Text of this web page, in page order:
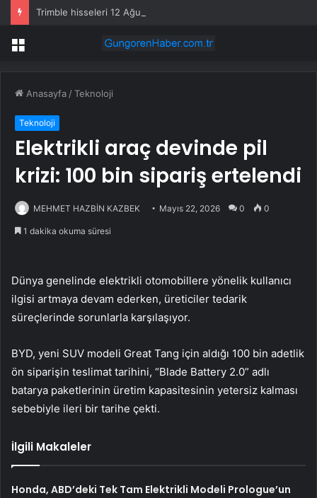
Trimble hisseleri 12 Ağustos’taki kârda %6 hareket edebilir
Menü
Anasayfa /Teknoloji
Teknoloji
Elektrikli araç devinde pil
krizi: 100 bin sipariş ertelendi
MEHMET HAZBİN KAZBEK Mayıs 22, 2026 0 0
1 dakika okuma süresi
Dünya genelinde elektrikli otomobillere yönelik kullanıcı
ilgisi artmaya devam ederken, üreticiler tedarik
süreçlerinde sorunlarla karşılaşıyor.
BYD, yeni SUV modeli Great Tang için aldığı 100 bin adetlik
ön siparişin teslimat tarihini, “Blade Battery 2.0” adlı
batarya paketlerinin üretim kapasitesinin yetersiz kalması
sebebiyle ileri bir tarihe çekti.
İlgili Makaleler
Honda, ABD’deki Tek Tam Elektrikli Modeli Prologue’un